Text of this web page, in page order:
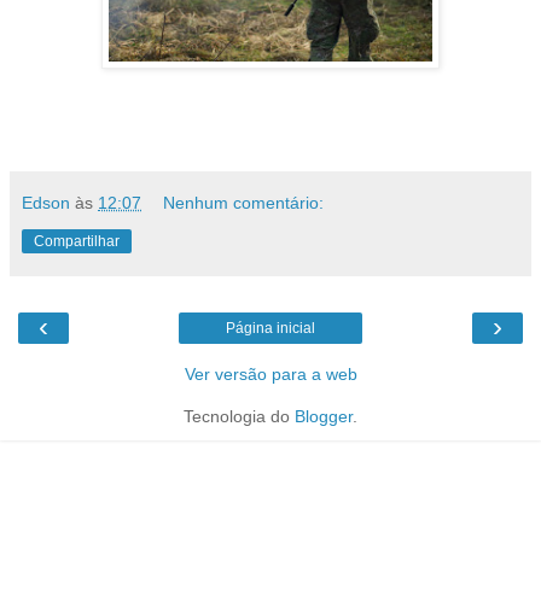
Edson às 12:07 Nenhum comentário:
Compartilhar
‹ ›
Página inicial
Ver versão para a web
Tecnologia do Blogger.